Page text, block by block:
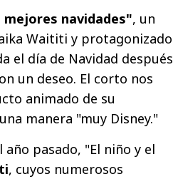
navidades", un
Waititi y protagonizado
el día de Navidad después
un deseo. El corto nos
animado de su
manera "muy Disney."
pasado, "El niño y el
, cuyos numerosos